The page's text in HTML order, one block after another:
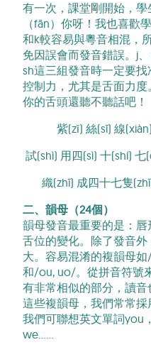
有一次，課堂剛開始，
（fān）你呀！我也喜歡
和k較容易與粵音相混，
免因誤會而發音錯誤。j、
sh這三組發音時一定要
控制力，尤其是舌面力
你的舌頭還聽不聽話吧！
紫(zǐ) 絲(sī) 線
試(shì) 用四(sì) 十(shí) 七
織(zhī) 成四十七隻
二、韻母（24個）
韻母發音最重要的是：
舌位的變化。除了發音
大。容易混淆的複韻母
和/ou, uo/。從拼音符號
有非常相似的部分，讀
這些複韻母，我們常常
我們可聯想英文單詞you
we……